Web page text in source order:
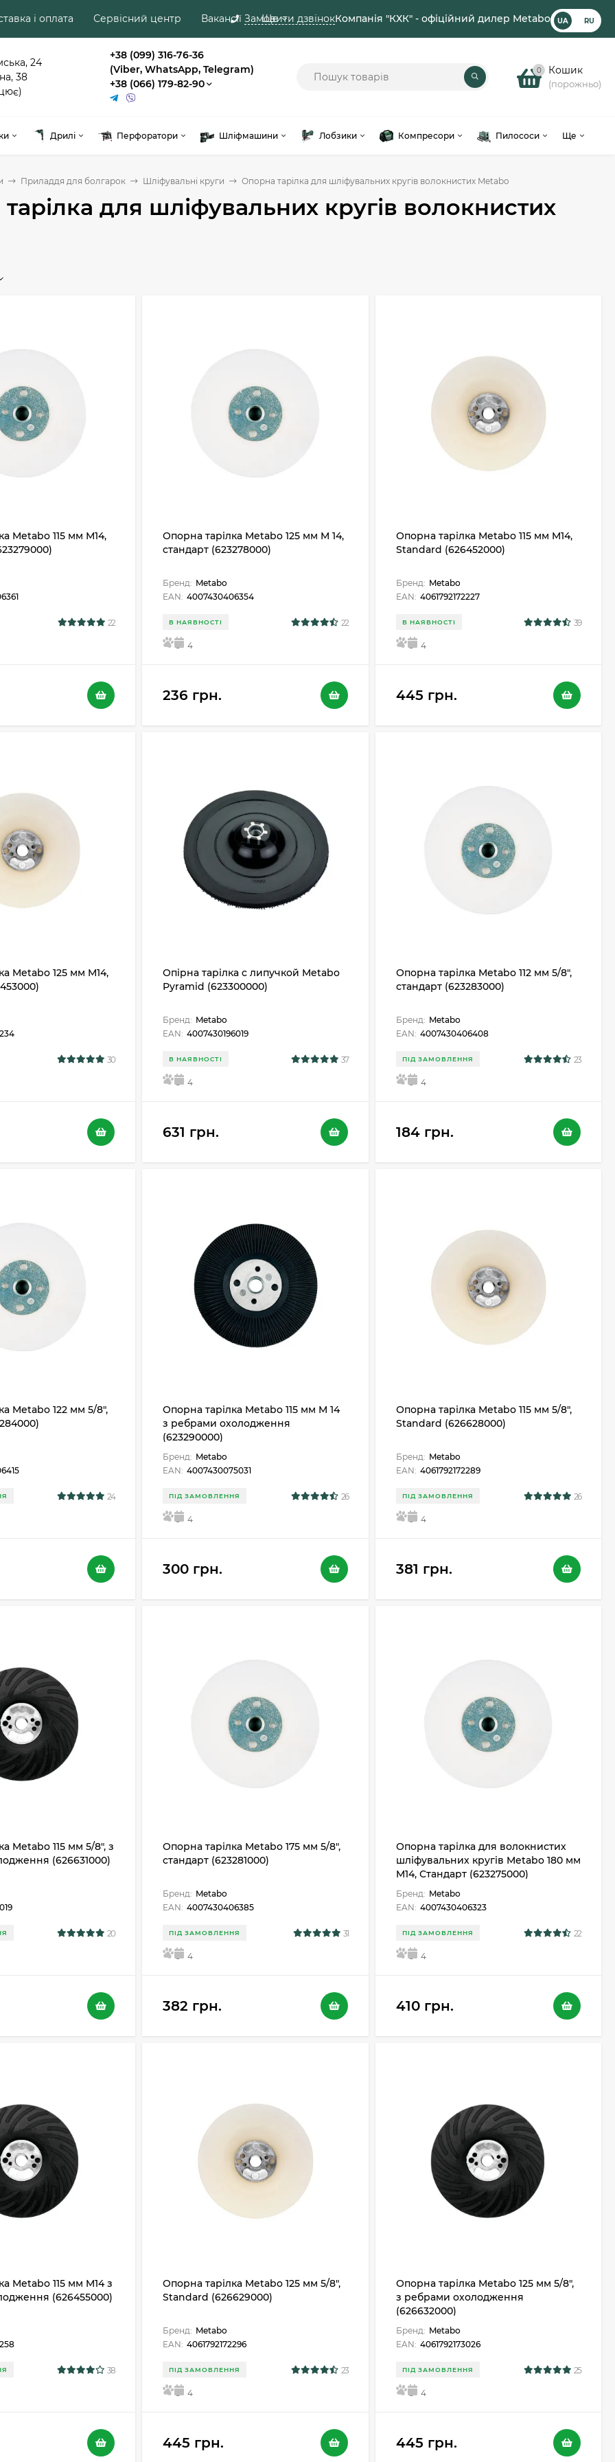
Замовити дзвінокКомпанія "КХК" - офіційний дилер Metabo UA RU
і оплата Сервісний центр Вакансії Ще
24
38
+38 (099) 316-76-36
(Viber, WhatsApp, Telegram)
+38 (066) 179-82-90
0 Кошик
(порожньо)
Дрилі Перфоратори Шліфмашини Лобзики Компресори Пилососи Ще
Приладдя для болгарок Шліфувальні круги Опорна тарілка для шліфувальних кругів волокнистих Metabo
для шліфувальних кругів волокнистих
Metabo 115 мм М14,
22
Опорна тарілка Metabo 125 мм M 14,
стандарт (623278000)
Бренд: Metabo
EAN: 4007430406354
В НАЯВНОСТІ 22
5 4
236 грн.
Опорна тарілка Metabo 115 мм M14,
Standard (626452000)
Бренд: Metabo
EAN: 4061792172227
В НАЯВНОСТІ 39
5 4
445 грн.
Metabo 125 мм M14,
30
Опірна тарілка с липучкой Metabo
Pyramid (623300000)
Бренд: Metabo
EAN: 4007430196019
В НАЯВНОСТІ 37
5 4
631 грн.
Опорна тарілка Metabo 112 мм 5/8",
стандарт (623283000)
Бренд: Metabo
EAN: 4007430406408
ПІД ЗАМОВЛЕННЯ 23
5 4
184 грн.
Metabo 122 мм 5/8",
24
Опорна тарілка Metabo 115 мм M 14
з ребрами охолодження
(623290000)
Бренд: Metabo
EAN: 4007430075031
ПІД ЗАМОВЛЕННЯ 26
5 4
300 грн.
Опорна тарілка Metabo 115 мм 5/8",
Standard (626628000)
Бренд: Metabo
EAN: 4061792172289
ПІД ЗАМОВЛЕННЯ 26
5 4
381 грн.
Metabo 115 мм 5/8", з
(626631000)
20
Опорна тарілка Metabo 175 мм 5/8",
стандарт (623281000)
Бренд: Metabo
EAN: 4007430406385
ПІД ЗАМОВЛЕННЯ 31
5 4
382 грн.
Опорна тарілка для волокнистих
шліфувальних кругів Metabo 180 мм
M14, Стандарт (623275000)
Бренд: Metabo
EAN: 4007430406323
ПІД ЗАМОВЛЕННЯ 22
5 4
410 грн.
Metabo 115 мм M14 з
(626455000)
38
Опорна тарілка Metabo 125 мм 5/8",
Standard (626629000)
Бренд: Metabo
EAN: 4061792172296
ПІД ЗАМОВЛЕННЯ 23
5 4
445 грн.
Опорна тарілка Metabo 125 мм 5/8",
з ребрами охолодження
(626632000)
Бренд: Metabo
EAN: 4061792173026
ПІД ЗАМОВЛЕННЯ 25
5 4
445 грн.